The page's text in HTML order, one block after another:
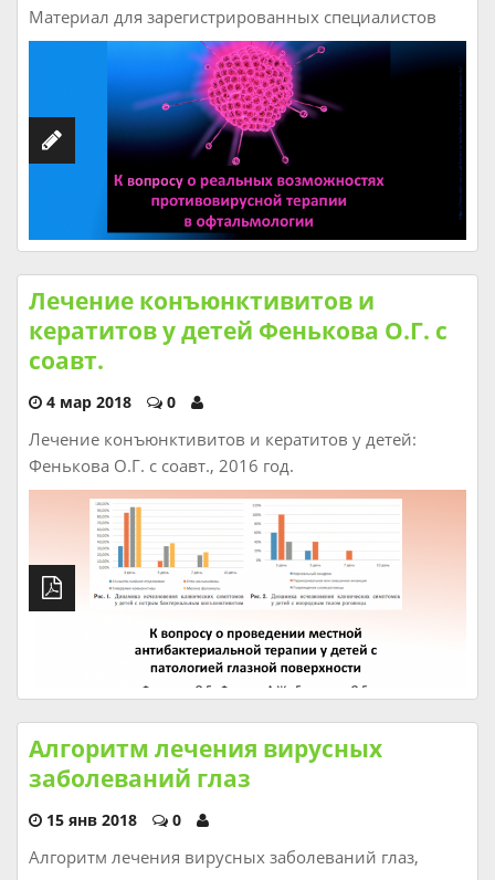
Материал для зарегистрированных специалистов
Лечение конъюнктивитов и
кератитов у детей Фенькова О.Г. с
соавт.
4 мар 2018 0
Лечение конъюнктивитов и кератитов у детей:
Фенькова О.Г. с соавт., 2016 год.
Алгоритм лечения вирусных
заболеваний глаз
15 янв 2018 0
Алгоритм лечения вирусных заболеваний глаз,